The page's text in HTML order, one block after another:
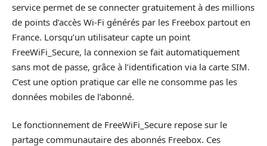
service permet de se connecter gratuitement à des millions
de points d’accès Wi-Fi générés par les Freebox partout en
France. Lorsqu’un utilisateur capte un point
FreeWiFi_Secure, la connexion se fait automatiquement
sans mot de passe, grâce à l’identification via la carte SIM.
C’est une option pratique car elle ne consomme pas les
données mobiles de l’abonné.
Le fonctionnement de FreeWiFi_Secure repose sur le
partage communautaire des abonnés Freebox. Ces